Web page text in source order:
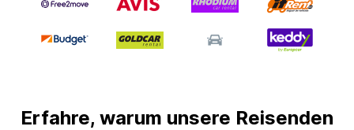
Erfahre, warum unsere Reisenden